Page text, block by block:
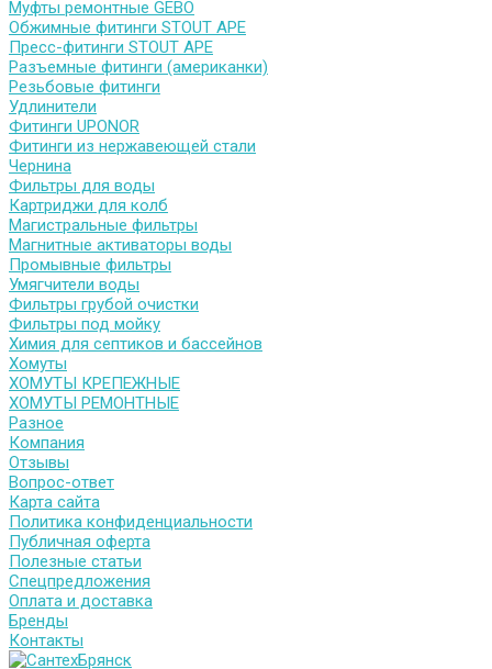
Муфты ремонтные GEBO
Обжимные фитинги STOUT APE
Пресс-фитинги STOUT APE
Разъемные фитинги (американки)
Резьбовые фитинги
Удлинители
Фитинги UPONOR
Фитинги из нержавеющей стали
Чернина
Фильтры для воды
Картриджи для колб
Магистральные фильтры
Магнитные активаторы воды
Промывные фильтры
Умягчители воды
Фильтры грубой очистки
Фильтры под мойку
Химия для септиков и бассейнов
Хомуты
ХОМУТЫ КРЕПЕЖНЫЕ
ХОМУТЫ РЕМОНТНЫЕ
Разное
Компания
Отзывы
Вопрос-ответ
Карта сайта
Политика конфиденциальности
Публичная оферта
Полезные статьи
Спецпредложения
Оплата и доставка
Бренды
Контакты